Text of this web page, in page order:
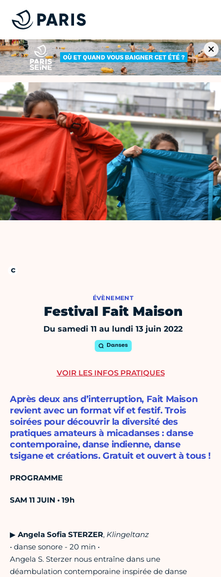
ÉVÈNEMENT
Festival Fait Maison
Du samedi 11 au lundi 13 juin 2022
Danses
Après deux ans d’interruption, Fait Maison
revient avec un format vif et festif. Trois
soirées pour découvrir la diversité des
pratiques amateurs à micadanses : danse
contemporaine, danse indienne, danse
tsigane et créations. Gratuit et ouvert à tous !
PROGRAMME
SAM 11 JUIN • 19h
▶︎ Angela Sofia STERZER, Klingeltanz
• danse sonore - 20 min •
Angela S. Sterzer nous entraîne dans une
déambulation contemporaine inspirée de danse
VOIR LES INFOS PRATIQUES